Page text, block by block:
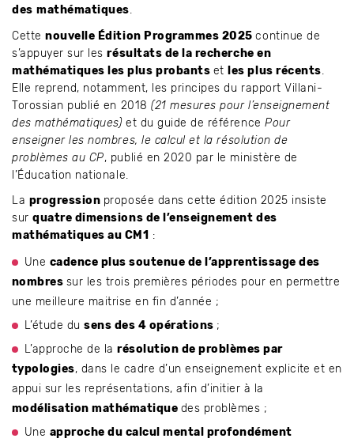
des mathématiques.
Cettenouvelle Édition Programmes 2025continue de
s’appuyer sur lesrésultats de la recherche en
mathématiques les plus probants et les plus récents.
Elle reprend, notamment, les principes du rapport Villani-
Torossian publié en 2018(21 mesures pour l’enseignement
des mathématiques) et du guide de référencePour
enseigner les nombres, le calcul et la résolution de
problèmes au CP, publié en 2020 par le ministère de
l’Éducation nationale.
La progression proposée dans cette édition 2025 insiste
surquatre dimensions de l’enseignement des
mathématiques au CM1
:
Une cadence plus soutenue de l’apprentissage des
nombres sur les trois premières périodes pour en permettre
une meilleure maitrise en fin d’année ;
L’étude dusens des 4 opérations ;
L’approche de larésolution de problèmes par
typologies, dans le cadre d’un enseignement explicite et en
appui sur les représentations, afin d’initier à la
modélisation mathématique des problèmes ;
Une approche du calcul mental profondément